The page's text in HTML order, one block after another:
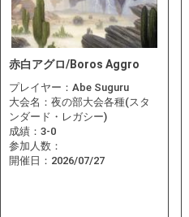
赤白アグロ/Boros Aggro
プレイヤー： Abe Suguru
大会名： 夜の部大会各種(スタ
ンダード・レガシー)
成績： 3-0
参加人数：
開催日： 2026/07/27